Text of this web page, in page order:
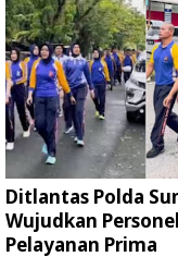
Ditlantas Polda
Wujudkan
Pelayanan Prima